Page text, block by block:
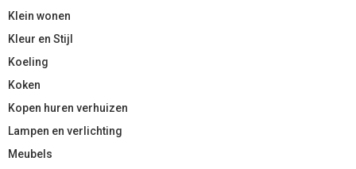
Klein wonen
Kleur en Stijl
Koeling
Koken
Kopen huren verhuizen
Lampen en verlichting
Meubels